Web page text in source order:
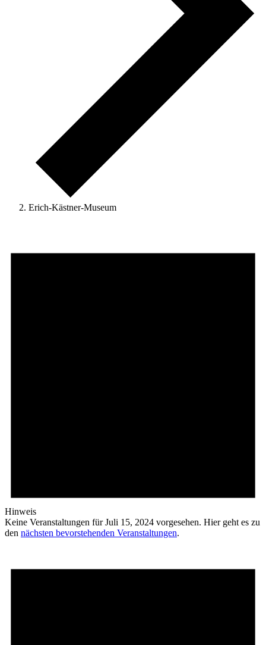
Erich-Kästner-Museum
Hinweis
Keine Veranstaltungen für Juli 15, 2024 vorgesehen. Hier geht es zu
den nächsten bevorstehenden Veranstaltungen.